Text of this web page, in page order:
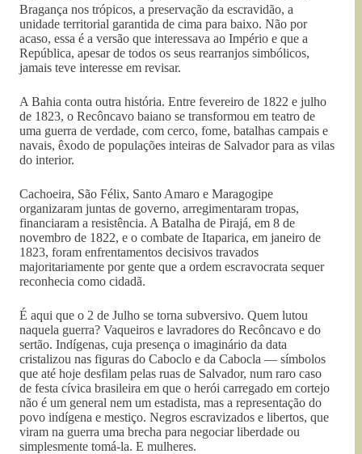
Bragança nos trópicos, a preservação da escravidão, a
unidade territorial garantida de cima para baixo. Não por
acaso, essa é a versão que interessava ao Império e que a
República, apesar de todos os seus rearranjos simbólicos,
jamais teve interesse em revisar.
A Bahia conta outra história. Entre fevereiro de 1822 e julho
de 1823, o Recôncavo baiano se transformou em teatro de
uma guerra de verdade, com cerco, fome, batalhas campais e
navais, êxodo de populações inteiras de Salvador para as vilas
do interior.
Cachoeira, São Félix, Santo Amaro e Maragogipe
organizaram juntas de governo, arregimentaram tropas,
financiaram a resistência. A Batalha de Pirajá, em 8 de
novembro de 1822, e o combate de Itaparica, em janeiro de
1823, foram enfrentamentos decisivos travados
majoritariamente por gente que a ordem escravocrata sequer
reconhecia como cidadã.
É aqui que o 2 de Julho se torna subversivo. Quem lutou
naquela guerra? Vaqueiros e lavradores do Recôncavo e do
sertão. Indígenas, cuja presença o imaginário da data
cristalizou nas figuras do Caboclo e da Cabocla — símbolos
que até hoje desfilam pelas ruas de Salvador, num raro caso
de festa cívica brasileira em que o herói carregado em cortejo
não é um general nem um estadista, mas a representação do
povo indígena e mestiço. Negros escravizados e libertos, que
viram na guerra uma brecha para negociar liberdade ou
simplesmente tomá-la. E mulheres.